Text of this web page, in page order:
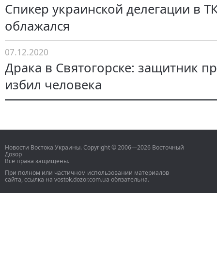
Спикер украинской делегации в
облажался
07.12.2020
Драка в Святогорске: защитник
избил человека
Новости Востока Украины. Copyright © 2006—2026 Восточный
Дозор
Все права защищены.
При полном или частичном использовании материалов
сайта, ссылка на vostok.dozor.com.ua обязательна.